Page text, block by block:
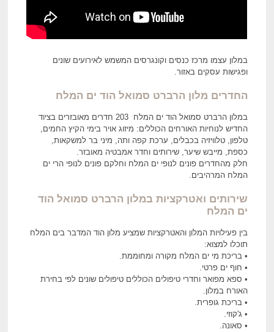
במלון עצמו מרכז כנסים וקונגרסים המשמש לאירועים שונים
ופגישות עסקים באזור.
החדרים מלון הרברט סמואל הוד ים המלח
במלון הרברט סמואל הוד ים המלח 203 חדרים מאובזרים בציוד
החדיש לנוחיות האורחים הכוללים: מיזוג אויר בימי הקיץ החמים,
טלפון, טלוויזיה בכבלים, ערכת קפה ותה, מיני בר למשקאות,
כספת, מייבש שיער, שירותים וחדר אמבטיה מאובזר.
חלק מהחדרים פונים לנופי ים המלח וחלקם פונים לנופי הרי ים
המלח המרהיבים.
שירותים ואטרקציות במלון הרברט סמואל הוד
ים המלח
בין פעילויות המלון והאטרקציות שמציע מלון הוד המדבר בים המלח
תוכלו למצוא:
• בריכת מי ים המלח מקורה ומחוממת.
• חוף ים פרטי.
• ספא מפואר וחדרי טיפולים הכוללים טיפולים שונים לפי בחירת
האורח במלון.
• בריכת גופרית.
• ג'קוזי.
• סאונה.